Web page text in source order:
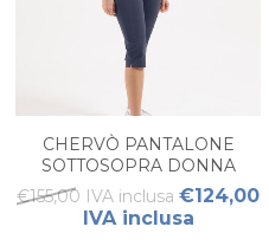
CHERVÒ PANTALONE
SOTTOSOPRA DONNA
€155,00 IVA inclusa €124,00
IVA inclusa